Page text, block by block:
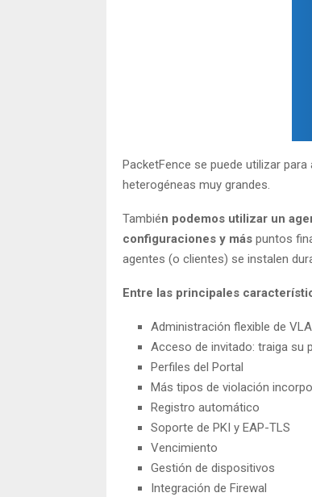
PacketFence se puede utilizar
heterogéneas muy grandes.
También podemos utilizar un
configuraciones y más puntos
agentes (o clientes) se instalen
Entre las principales
Administración flexible de
Acceso de invitado: traiga su
Perfiles del Portal
Más tipos de violación
Registro automático
Soporte de PKI y EAP-TLS
Vencimiento
Gestión de dispositivos
Integración de Firewal